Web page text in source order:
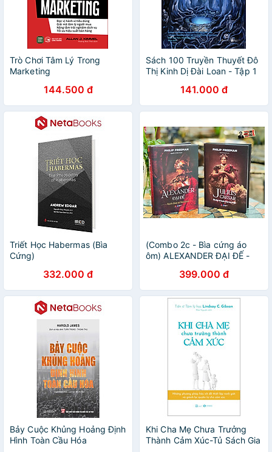
Trò Chơi Tâm Lý Trong
Marketing
144.500 đ
Sách 100 Truyền Thuyết Đô
Thị Kinh Dị Đài Loan - Tập 1
141.000 đ
Triết Học Habermas (Bìa
Cứng)
332.000 đ
(Combo 2c - Bìa cứng áo
ôm) ALEXANDER ĐẠI ĐẾ -
JULIUS CAESAR - Nhà độc
tài huyền thoại của La Mã -
Philip Freeman - Bách Việt
Book - NXB Dân trí
399.000 đ
Bảy Cuộc Khủng Hoảng Định
Hình Toàn Cầu Hóa
Khi Cha Mẹ Chưa Trưởng
Thành Cảm Xúc-Tủ Sách Gia